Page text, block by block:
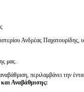
Ανδρέας Παχατουρίδης,
μας.
περιλαμβάνει την
Αναβάθμισης: